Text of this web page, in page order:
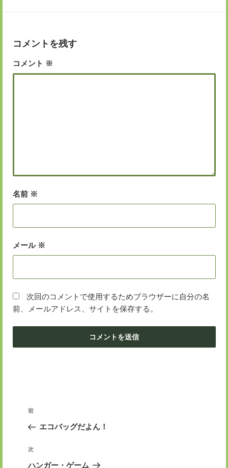
コメントを残す
コメント ※
名前 ※
メール ※
次回のコメントで使用するためブラウザーに自分の名
前、メールアドレス、サイトを保存する。
投
ナ
ビ
ゲ
前
の
稿
前
エコバッグだよん！
次
の
次
ハンガー・ゲーム